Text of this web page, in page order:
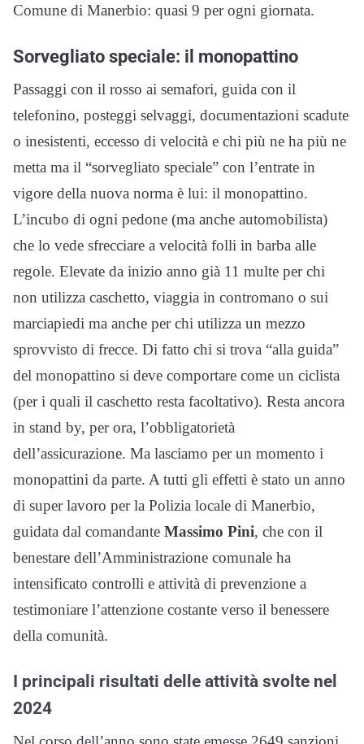
Comune di Manerbio: quasi 9 per ogni giornata.
Sorvegliato speciale: il monopattino
Passaggi con il rosso ai semafori, guida con il
telefonino, posteggi selvaggi, documentazioni scadute
o inesistenti, eccesso di velocità e chi più ne ha più ne
metta ma il “sorvegliato speciale” con l’entrate in
vigore della nuova norma è lui: il monopattino.
L’incubo di ogni pedone (ma anche automobilista)
che lo vede sfrecciare a velocità folli in barba alle
regole. Elevate da inizio anno già 11 multe per chi
non utilizza caschetto, viaggia in contromano o sui
marciapiedi ma anche per chi utilizza un mezzo
sprovvisto di frecce. Di fatto chi si trova “alla guida”
del monopattino si deve comportare come un ciclista
(per i quali il caschetto resta facoltativo). Resta ancora
in stand by, per ora, l’obbligatorietà
dell’assicurazione. Ma lasciamo per un momento i
monopattini da parte. A tutti gli effetti è stato un anno
di super lavoro per la Polizia locale di Manerbio,
guidata dal comandante Massimo Pini, che con il
benestare dell’Amministrazione comunale ha
intensificato controlli e attività di prevenzione a
testimoniare l’attenzione costante verso il benessere
della comunità.
I principali risultati delle attività svolte nel
2024